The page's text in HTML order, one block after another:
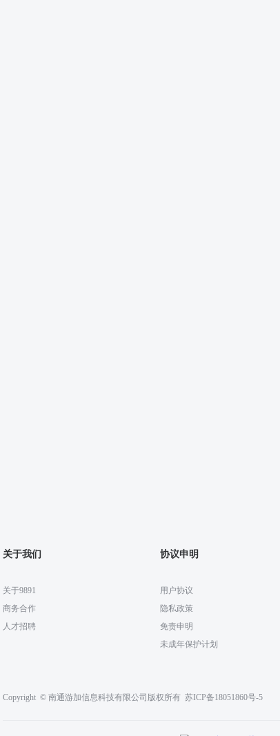
关于我们
关于9891
商务合作
人才招聘
协议申明
用户协议
隐私政策
免责申明
未成年保护计划
Copyright © 南通游加信息科技有限公司版权所有 苏ICP备18051860号-5